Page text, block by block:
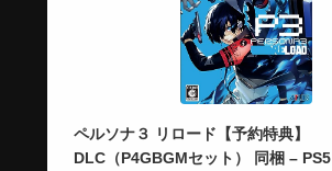
ペルソナ３ リロード【予約特典】
DLC（P4GBGMセット） 同梱 – PS5